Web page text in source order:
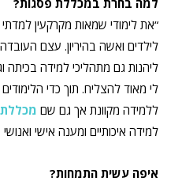
למה בחרת במכללת פסגות?
“את לימודי שמאות מקרקעין
לילדים ואשה בהיריון. עצם
ליהנות גם מתהליכי למידה בכיתה
לי מאוד להצליח. תוך כדי
ללמידה מקוונת אך גם שם
למידה איכותיים ומענה אישי
איפה עשית התמחות?